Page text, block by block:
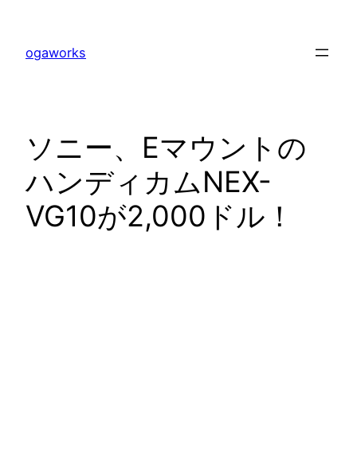
ogaworks
ソニー、Eマウントの
ハンディカムNEX-
VG10が2,000ドル！